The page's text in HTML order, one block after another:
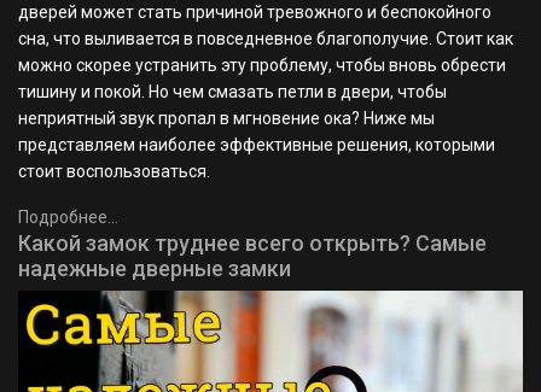
дверей может стать причиной тревожного и беспокойного
сна, что выливается в повседневное благополучие. Стоит как
можно скорее устранить эту проблему, чтобы вновь обрести
тишину и покой. Но чем смазать петли в двери, чтобы
неприятный звук пропал в мгновение ока? Ниже мы
представляем наиболее эффективные решения, которыми
стоит воспользоваться.
Подробнее...
Какой замок труднее всего открыть? Самые
надежные дверные замки